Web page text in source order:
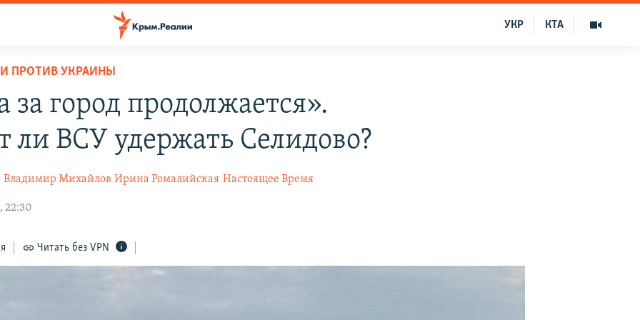
КТА
УКР
ПРОТИВ УКРАИНЫ
за город продолжается».
ли ВСУ удержать Селидово?
Владимир Михайлов Ирина Ромалийская Настоящее Время
22:30
Читать без VPN